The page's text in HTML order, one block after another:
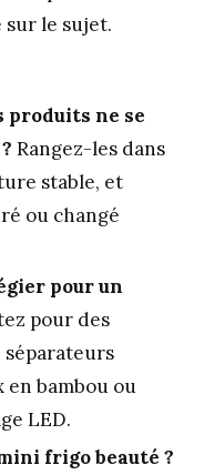
le sujet.
produits ne se
Rangez-les dans
stable, et
ou changé
pour un
pour des
en bambou ou
LED.
frigo beauté ?